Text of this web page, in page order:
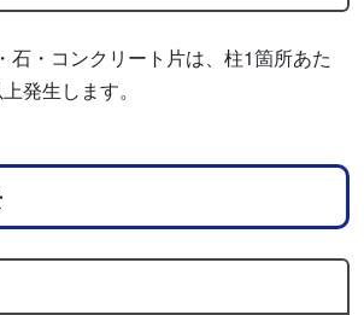
石・コンクリート片は、柱1箇所あた
発生します。